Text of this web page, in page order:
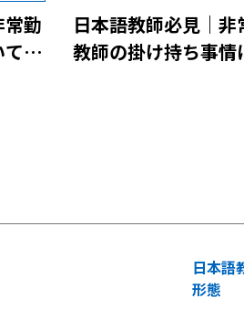
勤
解
日本語教師必見｜
教師の掛け持ち事情
日本語
形態